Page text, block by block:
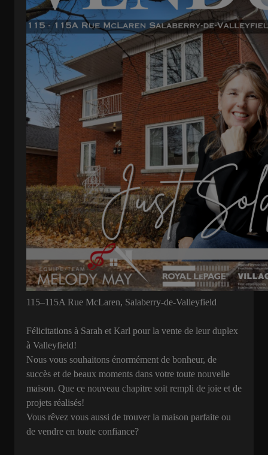
115–115A Rue McLaren, Salaberry-de-Valleyfield
Félicitations à Sarah et Karl pour la vente de leur duplex
à Valleyfield!
Nous vous souhaitons énormément de bonheur, de
succès et de beaux moments dans votre toute nouvelle
maison. Que ce nouveau chapitre soit rempli de joie et de
projets réalisés!
Vous rêvez vous aussi de trouver la maison parfaite ou
de vendre en toute confiance?